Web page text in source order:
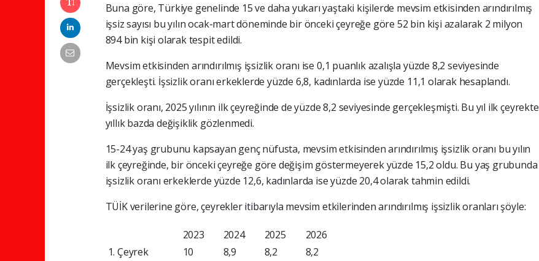
Buna göre, Türkiye genelinde 15 ve daha yukarı yaştaki kişilerde mevsim etkisinden arındırılmış
işsiz sayısı bu yılın ocak-mart döneminde bir önceki çeyreğe göre 52 bin kişi azalarak 2 milyon
894 bin kişi olarak tespit edildi.
Mevsim etkisinden arındırılmış işsizlik oranı ise 0,1 puanlık azalışla yüzde 8,2 seviyesinde
gerçekleşti. İşsizlik oranı erkeklerde yüzde 6,8, kadınlarda ise yüzde 11,1 olarak hesaplandı.
İşsizlik oranı, 2025 yılının ilk çeyreğinde de yüzde 8,2 seviyesinde gerçekleşmişti. Bu yıl ilk çeyrekte
yıllık bazda değişiklik gözlenmedi.
15-24 yaş grubunu kapsayan genç nüfusta, mevsim etkisinden arındırılmış işsizlik oranı bu yılın
ilk çeyreğinde, bir önceki çeyreğe göre değişim göstermeyerek yüzde 15,2 oldu. Bu yaş grubunda
işsizlik oranı erkeklerde yüzde 12,6, kadınlarda ise yüzde 20,4 olarak tahmin edildi.
TÜİK verilerine göre, çeyrekler itibarıyla mevsim etkilerinden arındırılmış işsizlik oranları şöyle:
2023 2024 2025
2026
1. Çeyrek
10 8,9 8,2
8,2